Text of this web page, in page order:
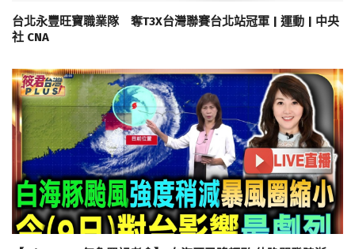
台北永豐旺寶職業隊 奪T3X台灣聯賽台北站冠軍 | 運動 | 中央
社 CNA